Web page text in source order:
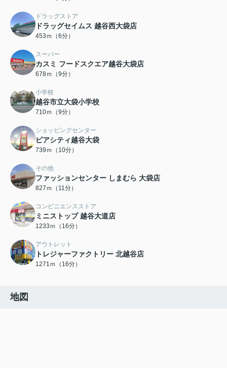
ドラッグストア
ドラッグセイムス 越谷西大袋店
453ｍ（6分）
スーパー
カスミ フードスクエア越谷大袋店
678ｍ（9分）
小学校
越谷市立大袋小学校
710ｍ（9分）
ショッピングセンター
ピアシティ越谷大袋
739ｍ（10分）
その他
ファッションセンター しまむら 大袋店
827ｍ（11分）
コンビニエンスストア
ミニストップ 越谷大道店
1233ｍ（16分）
アウトレット
トレジャーファクトリー 北越谷店
1271ｍ（16分）
地図